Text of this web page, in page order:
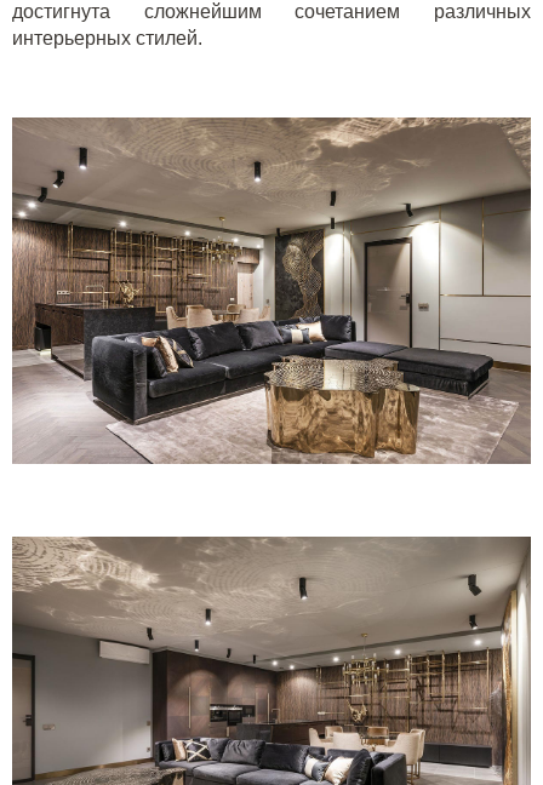
достигнута сложнейшим сочетанием различных
интерьерных стилей.